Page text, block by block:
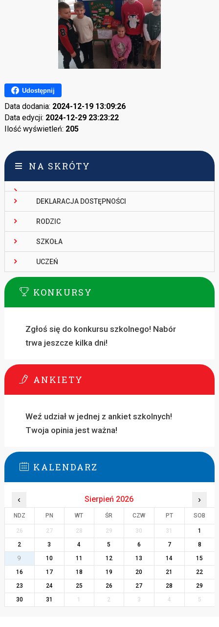
Udostępnij
Data dodania: 2024-12-19 13:09:26
Data edycji: 2024-12-29 23:23:22
Ilość wyświetleń: 205
NA SKRÓTY
DEKLARACJA DOSTĘPNOŚCI
RODZIC
SZKOŁA
UCZEŃ
KONKURSY
Zgłoś się do konkursu szkolnego! Nabór
trwa jeszcze kilka dni!
ANKIETY
Weź udział w jednej z ankiet szkolnych!
Twoja opinia jest ważna!
KALENDARZ
‹ Sierpień 2026 ›
NDZ PN WT ŚR CZW PT SOB
26 27 28 29 30 31
1
2
3 4 5 6 7
8
9
10 11 12 13 14
15
16
17 18 19 20 21
22
23
24 25 26 27 28
29
30
31 1 2 3 4 5